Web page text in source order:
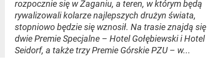
rozpocznie się w Żaganiu, a teren, w którym będą
rywalizowali kolarze najlepszych drużyn świata,
stopniowo będzie się wznosił. Na trasie znajdą się
dwie Premie Specjalne – Hotel Gołębiewski i Hotel
Seidorf, a także trzy Premie Górskie PZU – w...